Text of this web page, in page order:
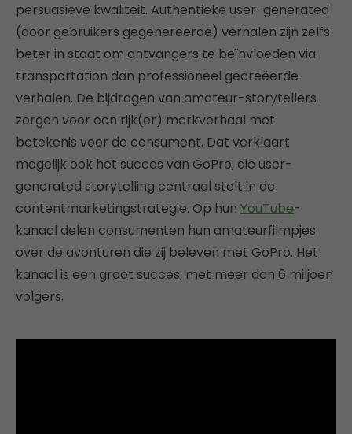
persuasieve kwaliteit. Authentieke user-generated
(door gebruikers gegenereerde) verhalen zijn zelfs
beter in staat om ontvangers te beïnvloeden via
transportation dan professioneel gecreëerde
verhalen. De bijdragen van amateur-storytellers
zorgen voor een rijk(er) merkverhaal met
betekenis voor de consument. Dat verklaart
mogelijk ook het succes van GoPro, die user-
generated storytelling centraal stelt in de
contentmarketingstrategie. Op hun YouTube-
kanaal delen consumenten hun amateurfilmpjes
over de avonturen die zij beleven met GoPro. Het
kanaal is een groot succes, met meer dan 6 miljoen
volgers.